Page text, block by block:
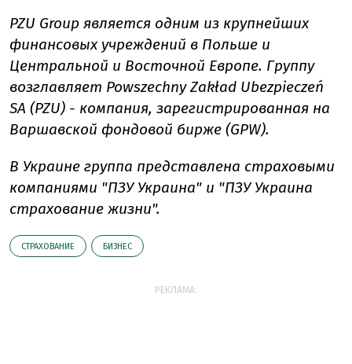
PZU Group является одним из крупнейших
финансовых учреждений в Польше и
Центральной и Восточной Европе. Группу
возглавляет Powszechny Zakład Ubezpieczeń
SA (PZU) - компания, зарегистрированная на
Варшавской фондовой бирже (GPW).
В Украине группа представлена страховыми
компаниями "ПЗУ Украина" и "ПЗУ Украина
страхование жизни".
СТРАХОВАНИЕ БИЗНЕС
РЕКЛАМА: